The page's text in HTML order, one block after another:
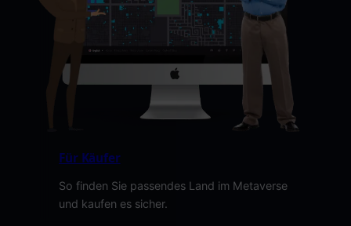
Für Käufer
So finden Sie passendes Land im Metaverse
und kaufen es sicher.